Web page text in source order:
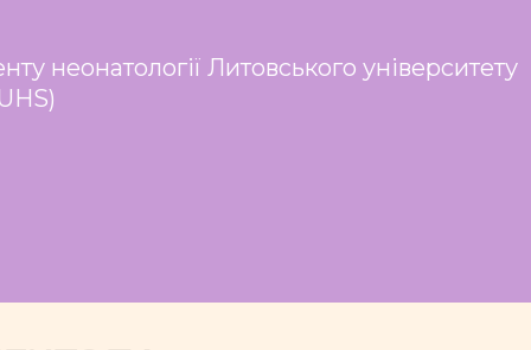
неонатології Литовського університету